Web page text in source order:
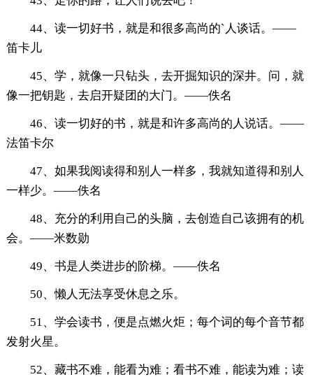
44、读一切好书，就是和很多高尚的`人谈话。——
笛卡儿
45、学，就像一只钻头，去开掘知识的深井。问，就
像一把钥匙，去启开疑团的大门。——佚名
46、读一切好的书，就是和许多高尚的人说话。——
法笛卡尔
47、如果我阅读得和别人一样多，我就知道得和别人
一样少。——佚名
48、充分的利用自己的头脑，去创造自己该拥有的机
会。——米数勋
49、书是人类进步的阶梯。——佚名
50、懒人无法享受休息之乐。
51、学会读书，便是点燃火炬；每个词的每个音节都
发射火星。
52、藏书不难，能看为难；看书不难，能读为难；读